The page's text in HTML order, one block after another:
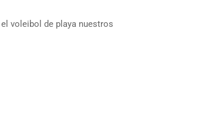
voleibol de playa nuestros